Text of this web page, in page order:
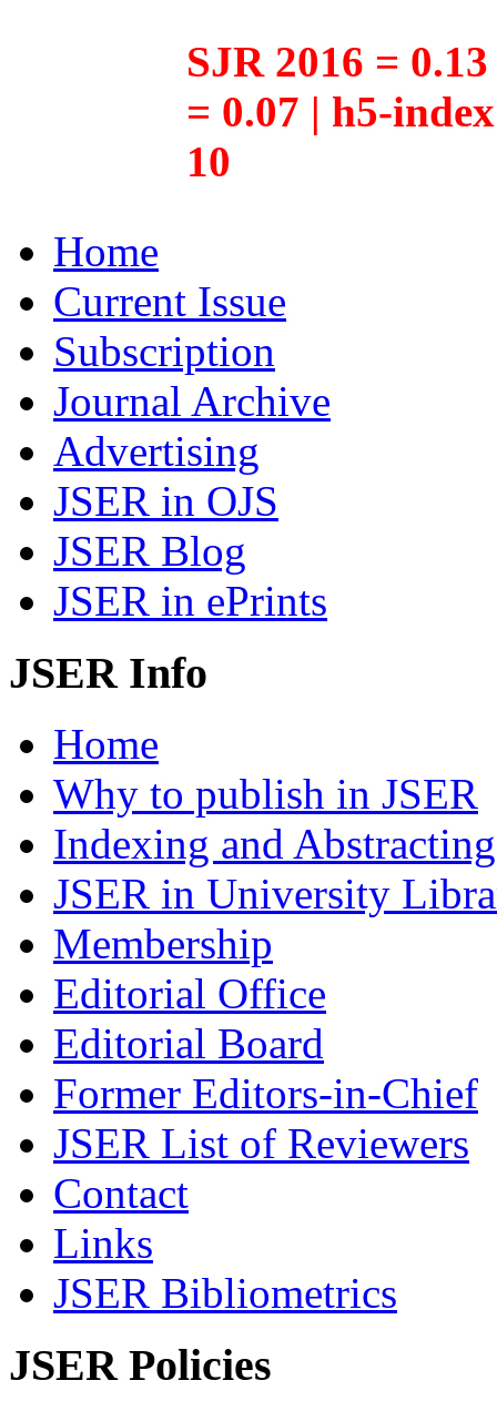
SJR 2016 =
= 0.07 | h5-
10
Home
Current Issue
Subscription
Journal Archive
Advertising
JSER in OJS
JSER Blog
JSER in ePrints
JSER Info
Home
Why to publish in JSER
Indexing and Abstracting
JSER in University
Membership
Editorial Office
Editorial Board
Former Editors-in-Chief
JSER List of Reviewers
Contact
Links
JSER Bibliometrics
JSER Policies